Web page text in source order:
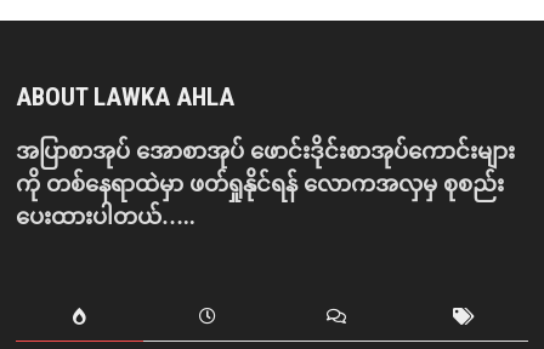
ABOUT LAWKA AHLA
အပြာစာအုပ် အောစာအုပ် ဖောင်းဒိုင်းစာအုပ်ကောင်းများ
ကို တစ်နေရာထဲမှာ ဖတ်ရှုနိုင်ရန် လောကအလှမှ စုစည်း
ပေးထားပါတယ်…..